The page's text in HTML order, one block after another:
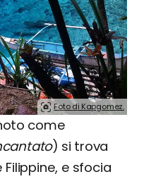
Foto di Kapgomez.
come
) si trova
Filippine, e sfocia